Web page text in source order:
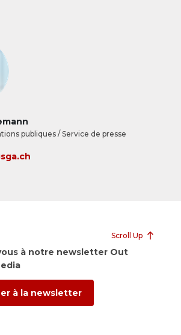
publiques / Service de presse
Scroll Up
à notre newsletter Out
à la newsletter